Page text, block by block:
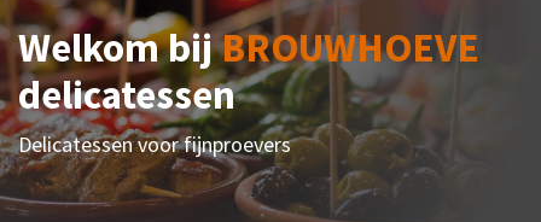
Welkom bijBROUWHOEVE
delicatessen
Delicatessen voor fijnproevers